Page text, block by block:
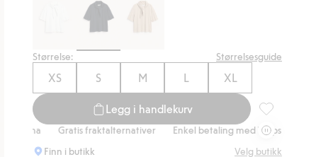
Størrelse: Størrelsesguide
XS S M L XL
Legg i handlekurv
T-skjorte
Gratis fraktalternativer Enkel betaling med Vipps & Klarna
Finn i butikk
Velg butikk